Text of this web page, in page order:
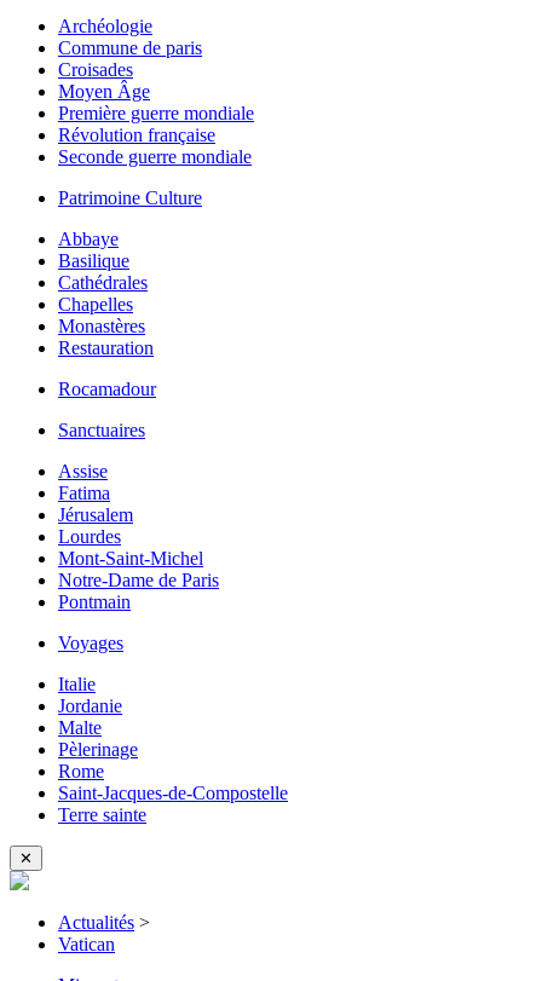
Archéologie
Commune de paris
Croisades
Moyen Âge
Première guerre mondiale
Révolution française
Seconde guerre mondiale
Patrimoine Culture
Abbaye
Basilique
Cathédrales
Chapelles
Monastères
Restauration
Rocamadour
Sanctuaires
Assise
Fatima
Jérusalem
Lourdes
Mont-Saint-Michel
Notre-Dame de Paris
Pontmain
Voyages
Italie
Jordanie
Malte
Pèlerinage
Rome
Saint-Jacques-de-Compostelle
Terre sainte
✕
Actualités >
Vatican